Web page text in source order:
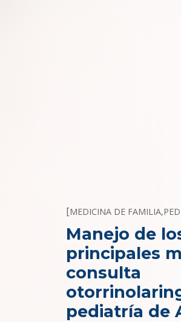
[MEDICINA DE FAMILIA,
Manejo de
principales
consulta
pediatría de